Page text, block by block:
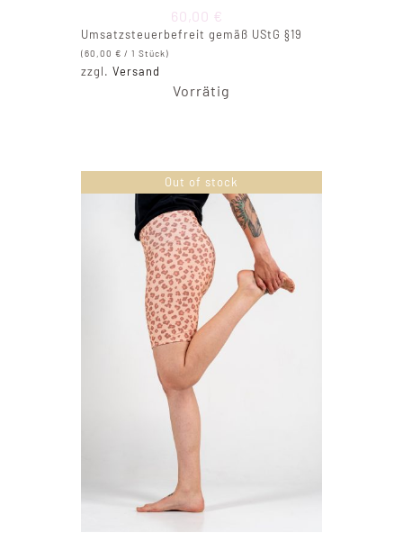
60,00 €
Umsatzsteuerbefreit gemäß UStG §19
(60,00€ / 1 Stück)
zzgl.Versand
Vorrätig
Out of stock